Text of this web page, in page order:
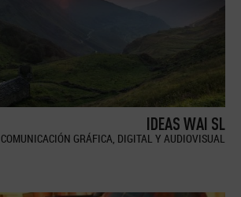
IDEAS WAI SL
COMUNICACIÓN GRÁFICA, DIGITAL Y AUDIOVISUAL